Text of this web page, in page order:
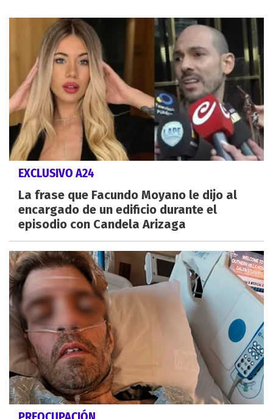
EXCLUSIVO A24
La frase que Facundo Moyano le dijo al
encargado de un edificio durante el
episodio con Candela Arizaga